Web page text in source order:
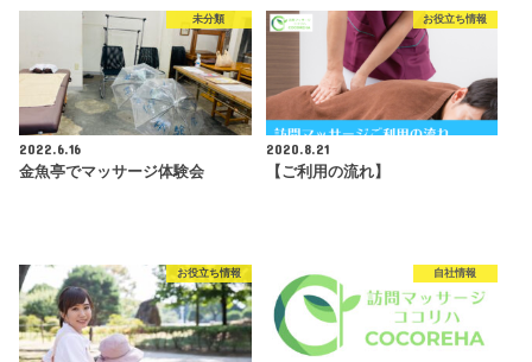
未分類
2022.6.16
金魚亭でマッサージ体験会
お役立ち情報
2020.8.21
【ご利用の流れ】
お役立ち情報 自社情報